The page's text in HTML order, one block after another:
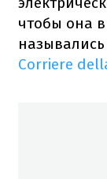
чтобы она
Corriere